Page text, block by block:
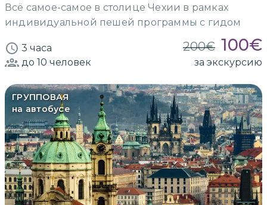
часа"
Всё самое-самое в столице Чехии в рамках
индивидуальной пешей программы с гидом
3 часа 200€ 100€
до 10 человек за экскурсию
ГРУППОВАЯ
на автобусе